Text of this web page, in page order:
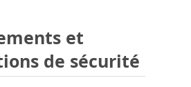
et
de sécurité